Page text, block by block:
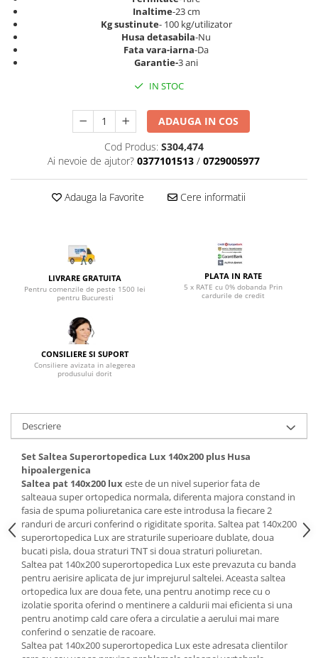
Top saltele 10 cm
Top saltele memory 5 cm
Top saltele MemoHR 6.5 cm
Scaune manager
Mobilier bucatarie
Mese bucatarie
Seturi mese si scaune bucatarie
Suporturi si rafturi pantofi
Pantofare
Suport pentru umerase
Cuiere
Mobilier gradinita
Mese gradinita
Scaune gradinita
Set mese si scaune gradinita
Mobila camera copii
Scaune birou pentru copii
Saltele patuturi copii
Paturi copii
Masa si scaune gradinita
Seturi comode living si dormitor
Inaltime-23 cm
Kg sustinute- 100 kg/utilizator
Husa detasabila-Nu
Fata vara-iarna-Da
Garantie-3 ani
IN STOC
ADAUGA IN COS
Cod Produs: S304,474
Ai nevoie de ajutor? 0377101513 / 0729005977
Adauga la Favorite Cere informatii
LIVRARE GRATUITA
Pentru comenzile de peste 1500 lei
pentru Bucuresti
PLATA IN RATE
5 x RATE cu 0% dobanda Prin
cardurile de credit
CONSILIERE SI SUPORT
Consiliere avizata in alegerea
produsului dorit
Descriere
Set Saltea Superortopedica Lux 140x200 plus Husa
hipoalergenica
Saltea pat 140x200 luxeste de un nivel superior fata de
salteaua super ortopedica normala, diferenta majora constand in
fasia de spuma poliuretanica care este introdusa la fiecare 2
randuri de arcuri conferind o rigiditate sporita. Saltea pat 140x200
superortopedica Lux are straturile superioare dublate, doua
bucati pisla, doua straturi TNT si doua straturi poliuretan.
Saltea pat 140x200 superortopedica Lux este prevazuta cu banda
pentru aerisire aplicata de jur imprejurul saltelei. Aceasta saltea
ortopedica lux are doua fete, una pentru anotimp rece cu o
izolatie sporita oferind o mentinere a caldurii mai eficienta si una
pentru anotimp cald care ofera a circulatie a aerului mai mare
conferind o senzatie de racoare.
Saltea pat 140x200 superortopedica Lux este adresata clientilor